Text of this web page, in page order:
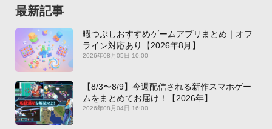
最新記事
暇つぶしおすすめゲームアプリまとめ｜オフ
ライン対応あり【2026年8月】
2026年08月05日 10:00
【8/3〜8/9】今週配信される新作スマホゲー
ムをまとめてお届け！【2026年】
2026年08月04日 16:00